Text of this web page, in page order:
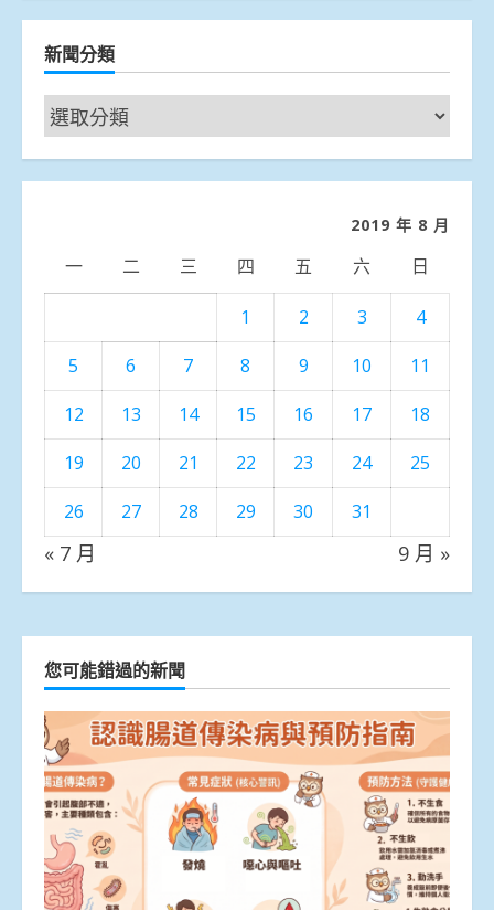
新聞分類
新
聞
分
2019 年 8 月
一 二 三 四 五 六 日
1 2 3
4
5
6 7 8 9 10
11
12
13 14 15 16 17
18
19
20 21 22 23 24
25
26
27 28 29 30 31
« 7 月 9 月 »
您可能錯過的新聞